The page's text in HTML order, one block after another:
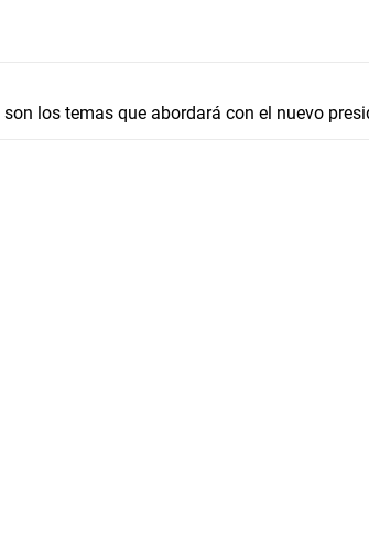
los temas que abordará con el nuevo